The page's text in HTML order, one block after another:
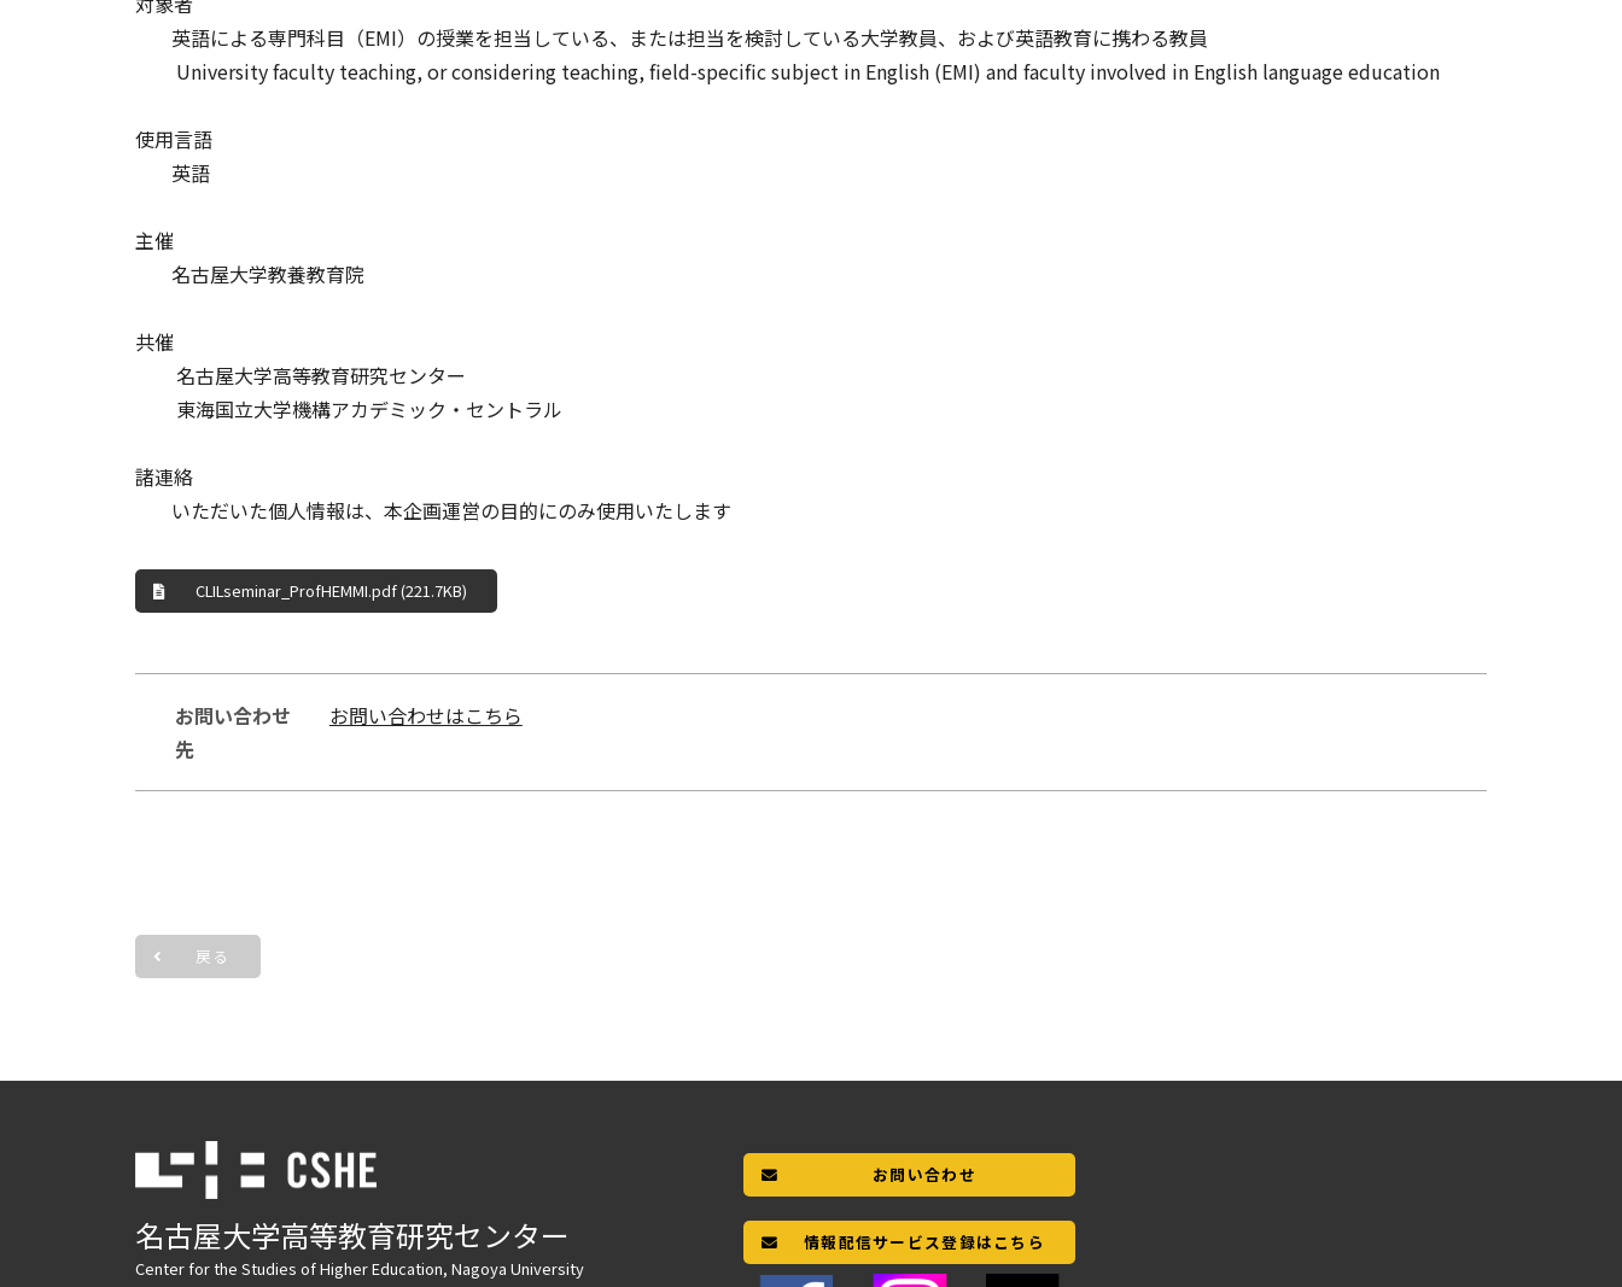
英語による専門科目（EMI）の授業を担当している、または担当を検討している大学教員、および英語教育に携わる教員
University faculty teaching, or considering teaching, field-specific subject in English (EMI) and faculty involved in English language education
使用言語
英語
主催
名古屋大学教養教育院
共催
名古屋大学高等教育研究センター
東海国立大学機構アカデミック・セントラル
諸連絡
いただいた個人情報は、本企画運営の目的にのみ使用いたします
CLILseminar_ProfHEMMI.pdf (221.7KB)
お問い合わせ
先
お問い合わせはこちら
戻る
名古屋大学高等教育研究センター
Center for the Studies of Higher Education, Nagoya University
お問い合わせ
情報配信サービス登録はこちら